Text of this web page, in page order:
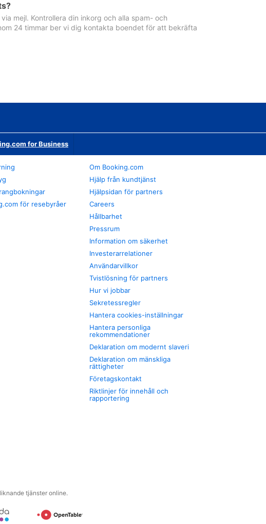
mejl. Kontrollera din inkorg och alla spam- och
24 timmar ber vi dig kontakta boendet för att bekräfta
for Business
för resebyråer
Om Booking.com
Hjälp från kundtjänst
Hjälpsidan för partners
Careers
Hållbarhet
Pressrum
Information om säkerhet
Investerarrelationer
Användarvillkor
Tvistlösning för partners
Hur vi jobbar
Sekretessregler
Hantera cookies-inställningar
Hantera personliga
rekommendationer
Deklaration om modernt slaveri
Deklaration om mänskliga
rättigheter
Företagskontakt
Riktlinjer för innehåll och
rapportering
tjänster online.